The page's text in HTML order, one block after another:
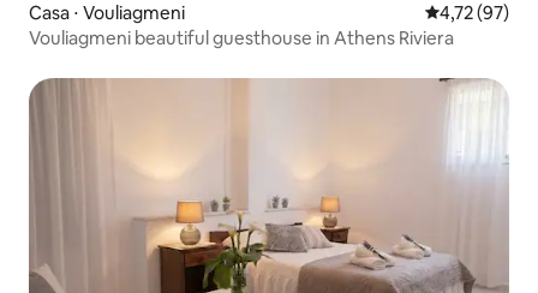
Casa ⋅ Vouliagmeni 4,72 de uma
4,72 (97)
Vouliagmeni beautiful guesthouse in Athens Riviera